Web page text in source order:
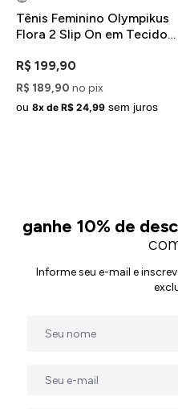
Tênis Feminino Olympikus
Flora 2 Slip On em Tecido
R$ 199,90
R$ 189,90 no pix
ou 8x de R$ 24,99 sem juros
ganhe 10% de
Informe seu e-mail e